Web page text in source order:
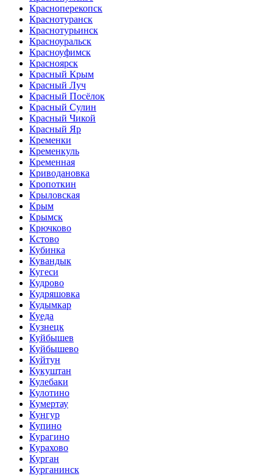
Красноперекопск
Краснотуранск
Краснотурьинск
Красноуральск
Красноуфимск
Красноярск
Красный Крым
Красный Луч
Красный Посёлок
Красный Сулин
Красный Чикой
Красный Яр
Кременки
Кременкуль
Кременная
Криводановка
Кропоткин
Крыловская
Крым
Крымск
Крючково
Кстово
Кубинка
Кувандык
Кугеси
Кудрово
Кудряшовка
Кудымкар
Куеда
Кузнецк
Куйбышев
Куйбышево
Куйтун
Кукуштан
Кулебаки
Кулотино
Кумертау
Кунгур
Купино
Курагино
Курахово
Курган
Курганинск